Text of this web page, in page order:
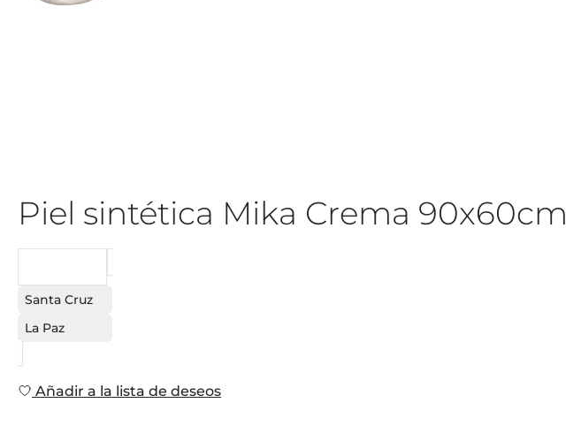
Piel sintética Mika Crema 90x60cm
Santa Cruz
La Paz
Añadir a la lista de deseos